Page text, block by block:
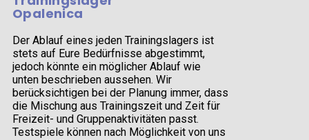
Opalenica
Der Ablauf eines jeden Trainingslagers ist
stets auf Eure Bedürfnisse abgestimmt,
jedoch könnte ein möglicher Ablauf wie
unten beschrieben aussehen. Wir
berücksichtigen bei der Planung immer, dass
die Mischung aus Trainingszeit und Zeit für
Freizeit- und Gruppenaktivitäten passt.
Testspiele können nach Möglichkeit von uns